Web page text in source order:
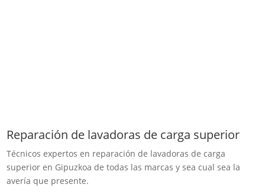
Reparación de lavadoras de carga superior
Técnicos expertos en reparación de lavadoras de carga
superior en Gipuzkoa de todas las marcas y sea cual sea la
avería que presente.